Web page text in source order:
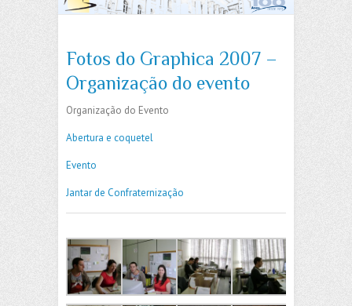
Fotos do Graphica 2007 –
Organização do evento
Organização do Evento
Abertura e coquetel
Evento
Jantar de Confraternização